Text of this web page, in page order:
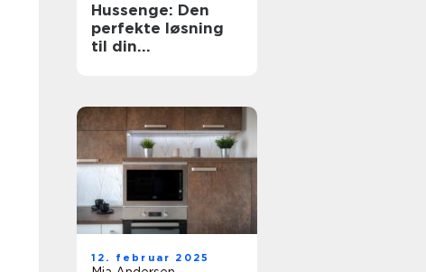
Hussenge: Den
perfekte løsning
til din
12. februar 2025